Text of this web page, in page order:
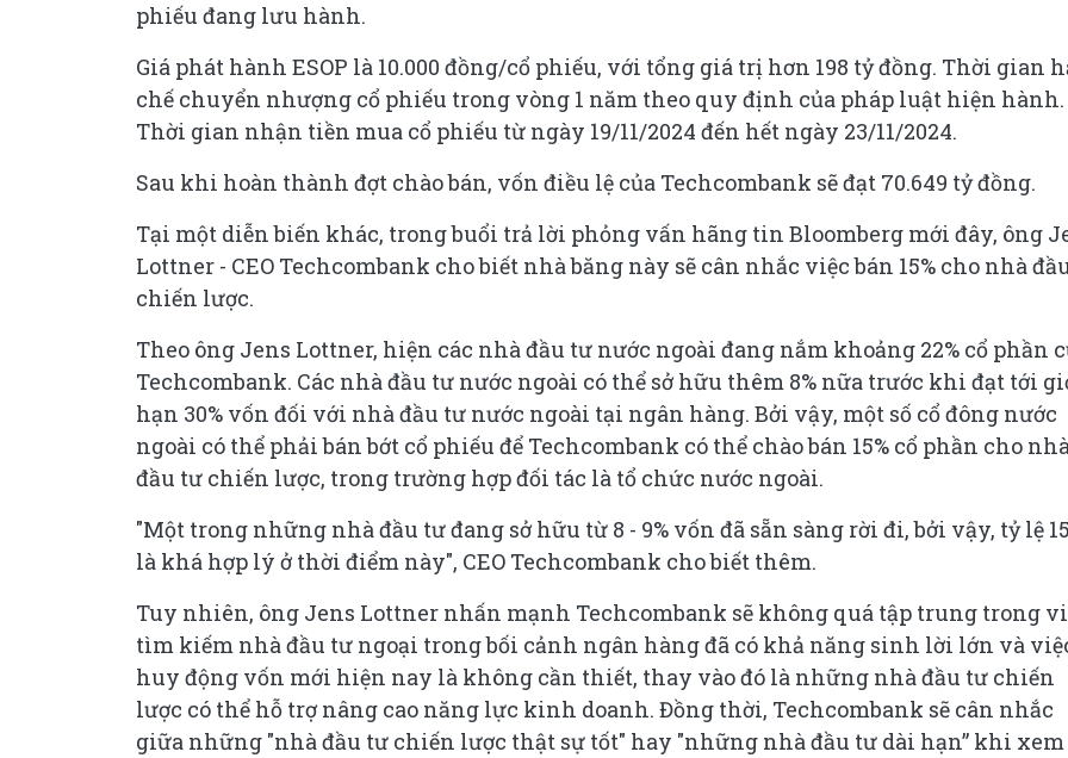
phiếu đang lưu hành.
Giá phát hành ESOP là 10.000 đồng/cổ phiếu, với tổng giá trị hơn 198 tỷ đồng. Thời gian
chế chuyển nhượng cổ phiếu trong vòng 1 năm theo quy định của pháp luật hiện hành.
Thời gian nhận tiền mua cổ phiếu từ ngày 19/11/2024 đến hết ngày 23/11/2024.
Sau khi hoàn thành đợt chào bán, vốn điều lệ của Techcombank sẽ đạt 70.649 tỷ đồng.
Tại một diễn biến khác, trong buổi trả lời phỏng vấn hãng tin Bloomberg mới đây, ông
Lottner - CEO Techcombank cho biết nhà băng này sẽ cân nhắc việc bán 15% cho nhà
chiến lược.
Theo ông Jens Lottner, hiện các nhà đầu tư nước ngoài đang nắm khoảng 22% cổ phần
Techcombank. Các nhà đầu tư nước ngoài có thể sở hữu thêm 8% nữa trước khi đạt tới
hạn 30% vốn đối với nhà đầu tư nước ngoài tại ngân hàng. Bởi vậy, một số cổ đông nước
ngoài có thể phải bán bớt cổ phiếu để Techcombank có thể chào bán 15% cổ phần cho
đầu tư chiến lược, trong trường hợp đối tác là tổ chức nước ngoài.
"Một trong những nhà đầu tư đang sở hữu từ 8 - 9% vốn đã sẵn sàng rời đi, bởi vậy, tỷ lệ
là khá hợp lý ở thời điểm này", CEO Techcombank cho biết thêm.
Tuy nhiên, ông Jens Lottner nhấn mạnh Techcombank sẽ không quá tập trung trong
tìm kiếm nhà đầu tư ngoại trong bối cảnh ngân hàng đã có khả năng sinh lời lớn và
huy động vốn mới hiện nay là không cần thiết, thay vào đó là những nhà đầu tư chiến
lược có thể hỗ trợ nâng cao năng lực kinh doanh. Đồng thời, Techcombank sẽ cân nhắc
giữa những "nhà đầu tư chiến lược thật sự tốt" hay "những nhà đầu tư dài hạn” khi